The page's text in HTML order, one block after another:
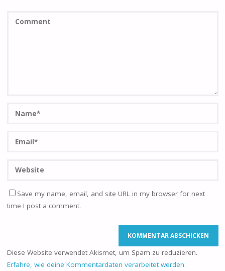
Save my name, email, and site URL in my browser for next
time I post a comment.
Diese Website verwendet Akismet, um Spam zu reduzieren.
Erfahre, wie deine Kommentardaten verarbeitet werden.